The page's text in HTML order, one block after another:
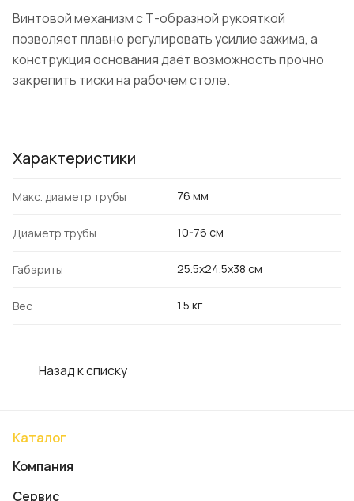
Винтовой механизм с Т-образной рукояткой
позволяет плавно регулировать усилие зажима, а
конструкция основания даёт возможность прочно
закрепить тиски на рабочем столе.
Характеристики
Макс. диаметр трубы 76 мм
Диаметр трубы 10-76 см
Габариты 25.5x24.5x38 см
Вес 1.5 кг
Назад к списку
Каталог
Компания
Сервис